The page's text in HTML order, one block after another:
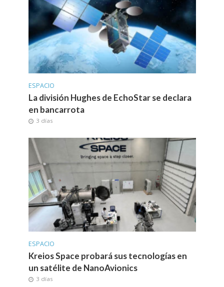
ESPACIO
La división Hughes de EchoStar se declara
en bancarrota
3 días
ESPACIO
Kreios Space probará sus tecnologías en
un satélite de NanoAvionics
3 días